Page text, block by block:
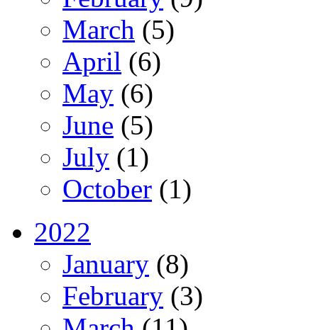
March (5)
April (6)
May (6)
June (5)
July (1)
October (1)
2022
January (8)
February (3)